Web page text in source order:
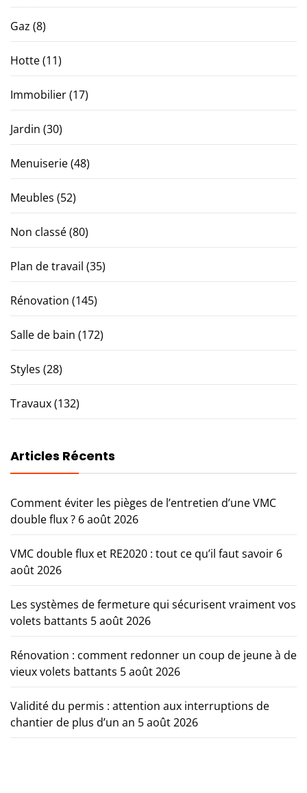
Gaz (8)
Hotte(11)
Immobilier(17)
Jardin (30)
Menuiserie(48)
Meubles (52)
Non classé(80)
Plan de travail (35)
Rénovation (145)
Salle de bain (172)
Styles (28)
Travaux(132)
Articles Récents
Comment éviter les pièges de l’entretien d’une VMC
double flux ? 6 août 2026
VMC double flux et RE2020 : tout ce qu’il faut savoir 6
août 2026
Les systèmes de fermeture qui sécurisent vraiment vos
volets battants 5 août 2026
Rénovation : comment redonner un coup de jeune à de
vieux volets battants 5 août 2026
Validité du permis : attention aux interruptions de
chantier de plus d’un an 5 août 2026